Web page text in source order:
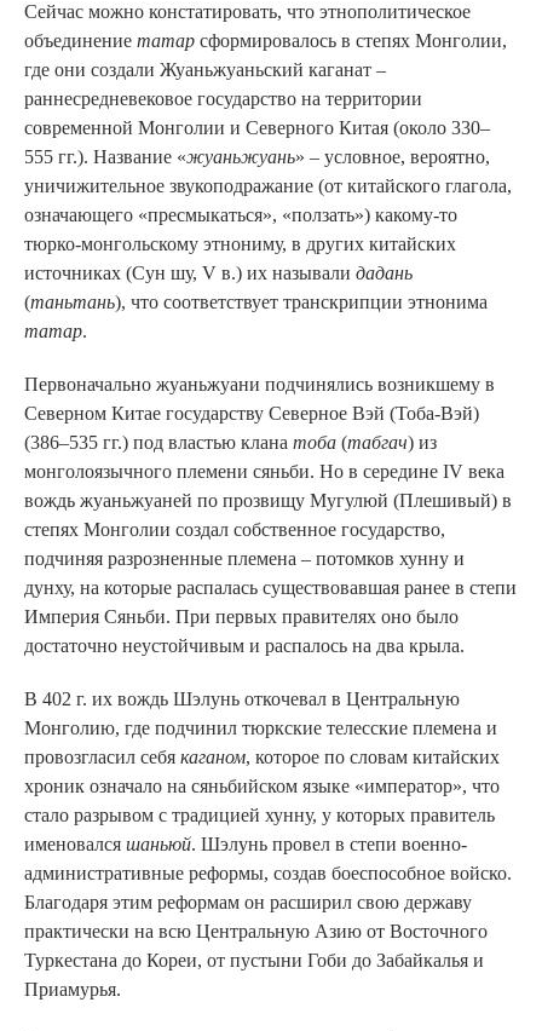
Сейчас можно констатировать, что этнополитическое
объединение татар сформировалось в степях Монголии,
где они создали Жуаньжуаньский каганат –
раннесредневековое государство на территории
современной Монголии и Северного Китая (около 330–
555 гг.). Название «жуаньжуань» – условное, вероятно,
уничижительное звукоподражание (от китайского глагола,
означающего «пресмыкаться», «ползать») какому-то
тюрко-монгольскому этнониму, в других китайских
источниках (Сун шу, V в.) их называли дадань
(таньтань), что соответствует транскрипции этнонима
татар.
Первоначально жуаньжуани подчинялись возникшему в
Северном Китае государству Северное Вэй (Тоба-Вэй)
(386–535 гг.) под властью клана тоба (табгач) из
монголоязычного племени сяньби. Но в середине IV века
вождь жуаньжуаней по прозвищу Мугулюй (Плешивый) в
степях Монголии создал собственное государство,
подчиняя разрозненные племена – потомков хунну и
дунху, на которые распалась существовавшая ранее в степи
Империя Сяньби. При первых правителях оно было
достаточно неустойчивым и распалось на два крыла.
В 402 г. их вождь Шэлунь откочевал в Центральную
Монголию, где подчинил тюркские телесские племена и
провозгласил себя каганом, которое по словам китайских
хроник означало на сяньбийском языке «император», что
стало разрывом с традицией хунну, у которых правитель
именовался шаньюй. Шэлунь провел в степи военно-
административные реформы, создав боеспособное войско.
Благодаря этим реформам он расширил свою державу
практически на всю Центральную Азию от Восточного
Туркестана до Кореи, от пустыни Гоби до Забайкалья и
Приамурья.